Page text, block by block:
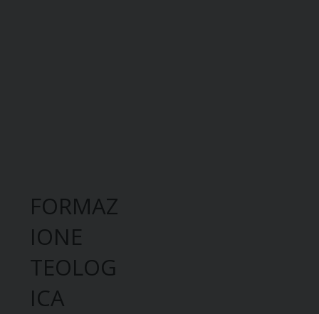
FORMAZ
IONE
TEOLOG
ICA